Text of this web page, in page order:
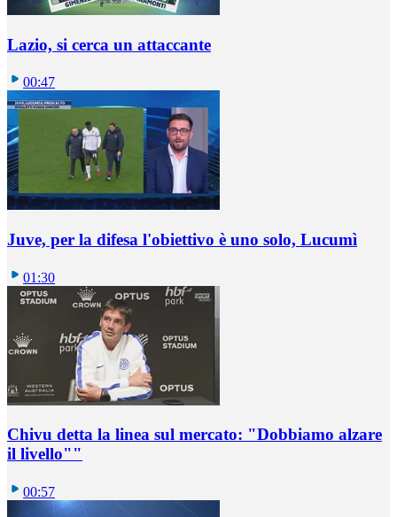
Lazio, si cerca un attaccante
00:47
Juve, per la difesa l'obiettivo è uno solo, Lucumì
01:30
Chivu detta la linea sul mercato: "Dobbiamo alzare
il livello""
00:57